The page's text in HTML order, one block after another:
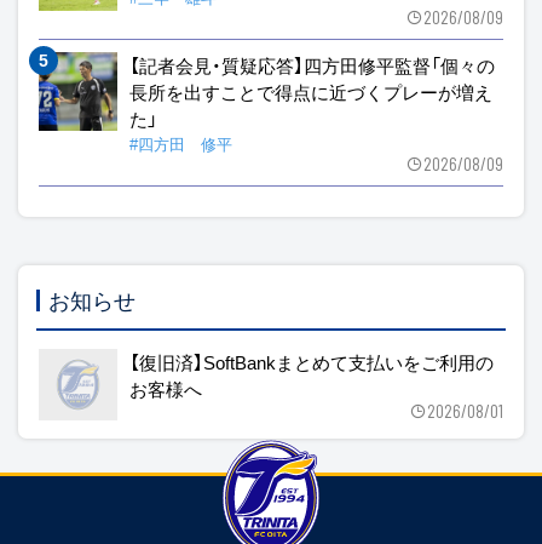
2026/08/09
【記者会見・質疑応答】四方田修平監督「個々の
長所を出すことで得点に近づくプレーが増え
た」
#四方田 修平
2026/08/09
お知らせ
【復旧済】SoftBankまとめて支払いをご利用の
お客様へ
2026/08/01